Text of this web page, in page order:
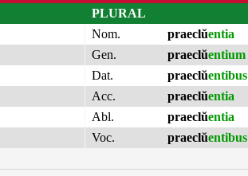
PLURAL
Nom.
praeclŭentia
Gen.
praeclŭentium
Dat.
praeclŭentibus
Acc.
praeclŭentia
Abl.
praeclŭentia
Voc.
praeclŭentibus